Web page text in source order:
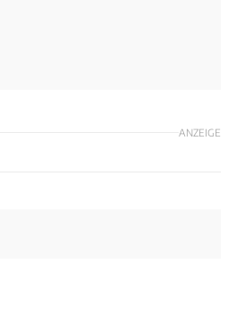
ANZEIGE